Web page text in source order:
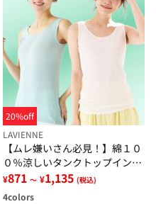
20%off
LAVIENNE
【ムレ嫌いさん必見！】綿１０
０％涼しいタンクトップインナ
ー＜さらりラボ＞
¥871 ～ ¥1,135 (税込)
4colors